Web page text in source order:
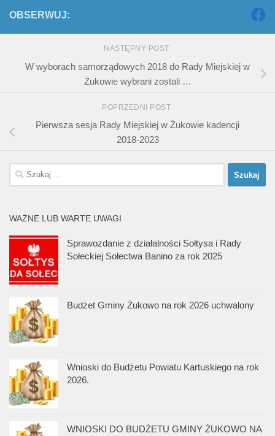
OBSERWUJ:
NASTĘPNY POST
W wyborach samorządowych 2018 do Rady Miejskiej w
Żukowie wybrani zostali …
POPRZEDNI POST
Pierwsza sesja Rady Miejskiej w Żukowie kadencji
2018-2023
Szukaj:
WAŻNE LUB WARTE UWAGI
Sprawozdanie z działalności Sołtysa i Rady
Sołeckiej Sołectwa Banino za rok 2025
Budżet Gminy Żukowo na rok 2026 uchwalony
Wnioski do Budżetu Powiatu Kartuskiego na rok
2026.
WNIOSKI DO BUDŻETU GMINY ŻUKOWO NA